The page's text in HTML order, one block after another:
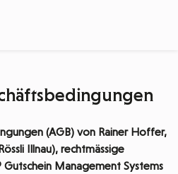
(AGB) von Rainer Hoffer,
Illnau), rechtmässige
Management Systems